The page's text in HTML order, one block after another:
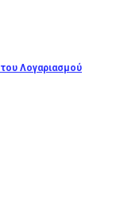
Λογαριασμού